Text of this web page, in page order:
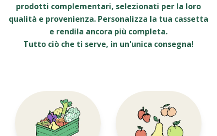
prodotti complementari, selezionati per la loro
qualità e provenienza. Personalizza la tua cassetta
e rendila ancora più completa.
Tutto ciò che ti serve, in un'unica consegna!